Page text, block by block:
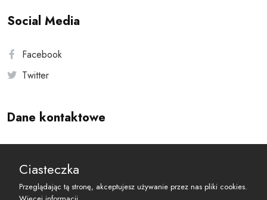
Social Media
Facebook
Twitter
Dane kontaktowe
reset@resetobywatelski.pl
Ciasteczka
Przeglądając tą stronę, akceptujesz używanie przez nas pliki cookies.